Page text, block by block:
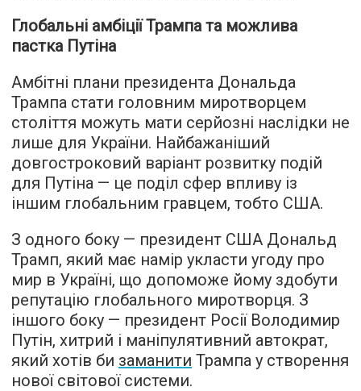
Глобальні амбіції Трампа та можлива
пастка Путіна
Амбітні плани президента Дональда
Трампа стати головним миротворцем
століття можуть мати серйозні наслідки не
лише для України. Найбажаніший
довгостроковий варіант розвитку подій
для Путіна — це поділ сфер впливу із
іншим глобальним гравцем, тобто США.
З одного боку — президент США Дональд
Трамп, який має намір укласти угоду про
мир в Україні, що допоможе йому здобути
репутацію глобального миротворця. З
іншого боку — президент Росії Володимир
Путін, хитрий і маніпулятивний автократ,
який хотів би заманити Трампа у створення
нової світової системи.